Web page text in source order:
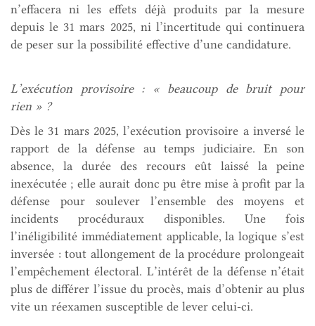
n’effacera ni les effets déjà produits par la mesure
depuis le 31 mars 2025, ni l’incertitude qui continuera
de peser sur la possibilité effective d’une candidature.
L’exécution provisoire : « beaucoup de bruit pour
rien » ?
Dès le 31 mars 2025, l’exécution provisoire a inversé le
rapport de la défense au temps judiciaire. En son
absence, la durée des recours eût laissé la peine
inexécutée ; elle aurait donc pu être mise à profit par la
défense pour soulever l’ensemble des moyens et
incidents procéduraux disponibles. Une fois
l’inéligibilité immédiatement applicable, la logique s’est
inversée : tout allongement de la procédure prolongeait
l’empêchement électoral. L’intérêt de la défense n’était
plus de différer l’issue du procès, mais d’obtenir au plus
vite un réexamen susceptible de lever celui-ci.